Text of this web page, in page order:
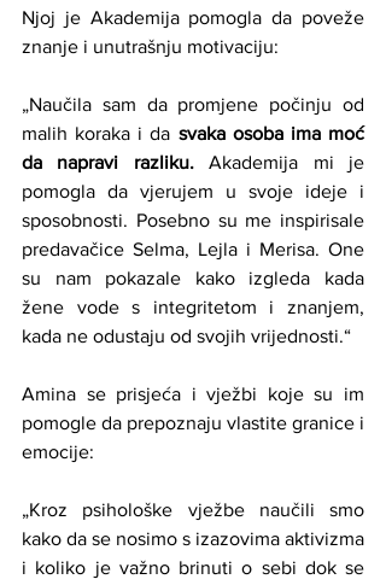
Njoj je Akademija pomogla da poveže
znanje i unutrašnju motivaciju:
„Naučila sam da promjene počinju od
malih koraka i da svaka osoba ima moć
da napravi razliku. Akademija mi je
pomogla da vjerujem u svoje ideje i
sposobnosti. Posebno su me inspirisale
predavačice Selma, Lejla i Merisa. One
su nam pokazale kako izgleda kada
žene vode s integritetom i znanjem,
kada ne odustaju od svojih vrijednosti.“
Amina se prisjeća i vježbi koje su im
pomogle da prepoznaju vlastite granice i
emocije:
„Kroz psihološke vježbe naučili smo
kako da se nosimo s izazovima aktivizma
i koliko je važno brinuti o sebi dok se